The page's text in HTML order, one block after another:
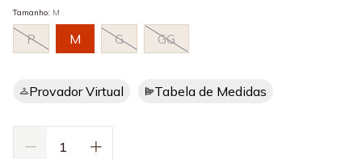
Tamanho: M
P M G GG
Provador Virtual Tabela de Medidas